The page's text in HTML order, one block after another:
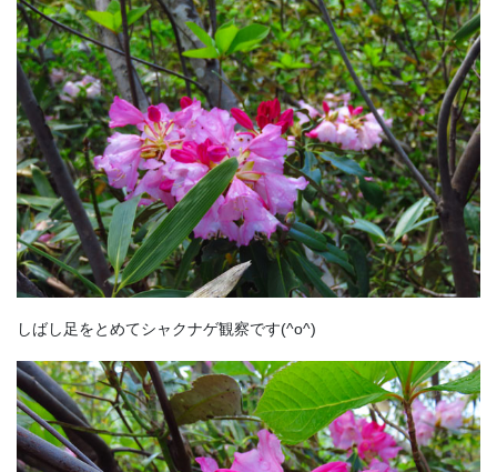
しばし足をとめてシャクナゲ観察です(^o^)